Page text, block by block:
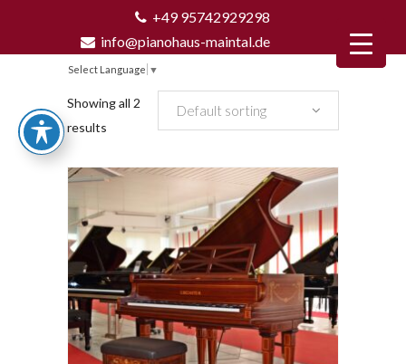
+49 95742929298
info@pianohaus-maintal.de
Select Language ▼
Showing all 2
results
Default sorting